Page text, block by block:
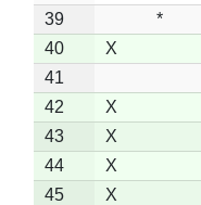
39
*
40
X
41
42
X
43
X
44
X
45
X